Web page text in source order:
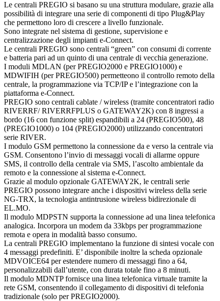
Le centrali PREGIO si basano su una struttura modulare, grazie alla
possibilità di integrare una serie di componenti di tipo Plug&Play
che permettono loro di crescere a livello funzionale.
Sono integrate nel sistema di gestione, supervisione e
centralizzazione degli impianti e-Connect.
Le centrali PREGIO sono centrali “green” con consumi di corrente
e batteria pari ad un quinto di una centrale di vecchia generazione.
I moduli MDLAN (per PREGIO2000 e PREGIO1000) e
MDWIFIH (per PREGIO500) permetteono il controllo remoto della
centrale, la programmazione via TCP/IP e l’integrazione con la
piattaforma e-Connect.
PREGIO sono centrali cablate / wireless (tramite concentratori radio
RIVERRF/ RIVERRFPLUS o GATEWAY2K) con 8 ingressi a
bordo (16 con funzione split) espandibili a 24 (PREGIO500), 48
(PREGIO1000) o 104 (PREGIO2000) utilizzando concentratori
serie RIVER.
I modulo GSM permettono la connessione da e verso la centrale via
GSM. Consentono l’invio di messaggi vocali di allarme oppure
SMS, il controllo della centrale via SMS, l’ascolto ambientale da
remoto e la connessione al sistema e-Connect.
Grazie al modulo opzionale GATEWAY2K, le centrali serie
PREGIO possono integrare anche i dispositivi wireless della serie
NG-TRX, la tecnologia antintrusione wireless bidirezionale di
EL.MO.
Il modulo MDPSTN supporta la connessione ad una linea telefonica
analogica. Incorpora un modem da 33kbps per programmazione
remota e opera in modalità basso consumo.
La centrali PREGIO implementano la funzione di sintesi vocale con
4 messaggi predefiniti. E’ disponibile inoltre la scheda opzionale
MDVOICE64 per estendere numero di messaggi fino a 64,
personalizzabili dall’utente, con durata totale fino a 8 minuti.
Il modulo MDNTP fornisce una linea telefonica virtuale tramite la
rete GSM, consentendo il collegamento di dispositivi di telefonia
tradizionale (solo per PREGIO2000).